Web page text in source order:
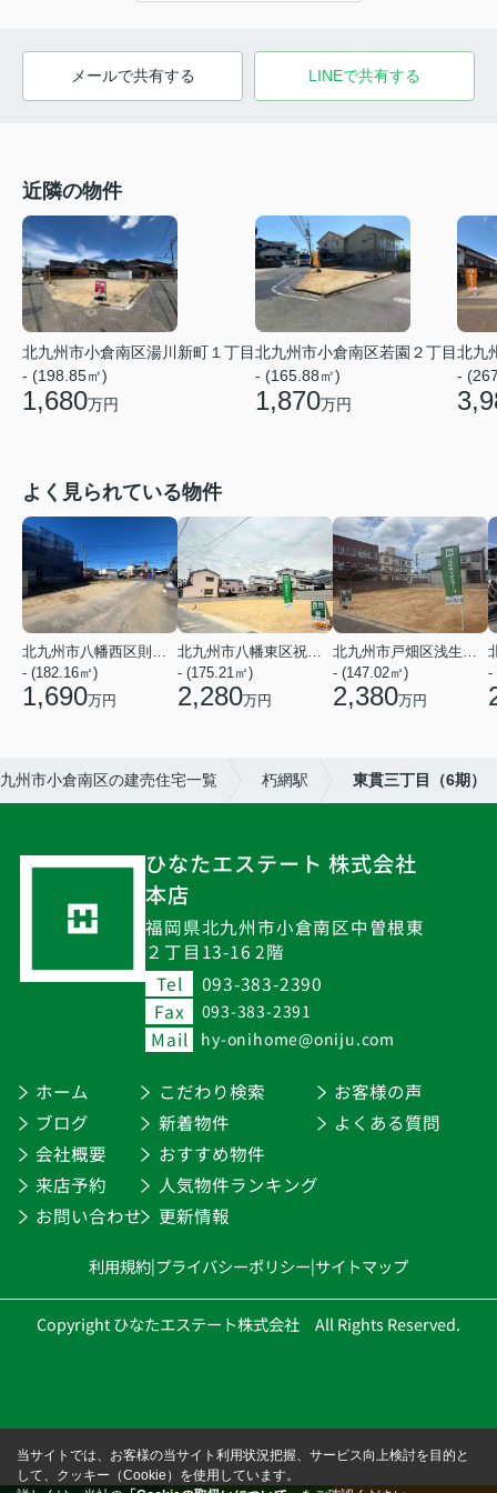
メールで共有する LINEで共有する
近隣の物件
北九州市小倉南区湯川新町１丁目
- (198.85㎡)
1,680万円
北九州市小倉南区若園２丁目
- (165.88㎡)
1,870万円
北九
-
よく見られている物件
- (182.16㎡)
1,690万円
- (175.21㎡)
2,280万円
- (147.02㎡)
2,380万円
-
州市小倉南区の建売住宅一覧 朽網駅 東貫三丁目（6期）
ひなたエステート 株式会社
本店
福岡県北九州市小倉南区中曽根東
２丁目13-16 2階
Tel
093-383-2390
Fax
093-383-2391
Mail hy-onihome@oniju.com
ホーム
ブログ
会社概要
来店予約
お問い合わせ
こだわり検索
新着物件
おすすめ物件
人気物件ランキング
更新情報
お客様の声
よくある質問
利用規約|プライバシーポリシー|サイトマップ
Copyright ひなたエステート株式会社 All Rights Reserved.
当サイトでは、お客様の当サイト利用状況把握、サービス向上検討を目的と
して、クッキー（Cookie）を使用しています。